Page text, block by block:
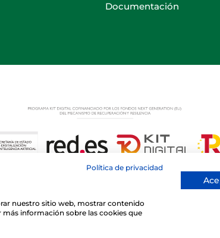
Documentación
Club Deportivo Básico San Ignacio
Política de privacidad
nuestro sitio web, mostrar contenido
información sobre las cookies que